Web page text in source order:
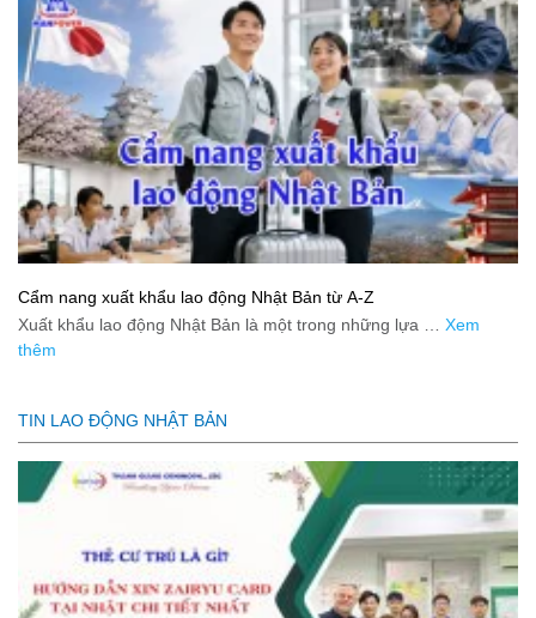
Cẩm nang xuất khẩu lao động Nhật Bản từ A-Z
Xuất khẩu lao động Nhật Bản là một trong những lựa … Xem
thêm
TIN LAO ĐỘNG NHẬT BẢN